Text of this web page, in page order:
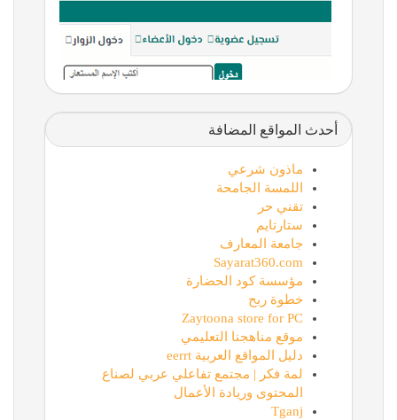
أحدث المواقع المضافة
ماذون شرعي
اللمسة الجامحة
تقني حر
ستارتايم
جامعة المعارف
Sayarat360.com
مؤسسة كود الحضارة
خطوة ربح
Zaytoona store for PC
موقع مناهجنا التعليمي
دليل المواقع العربية eerrt
لمة فكر | مجتمع تفاعلي عربي لصناع
المحتوى وريادة الأعمال
Tganj